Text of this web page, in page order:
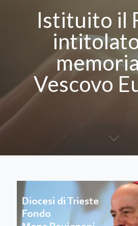
Istituito il
Vescovo